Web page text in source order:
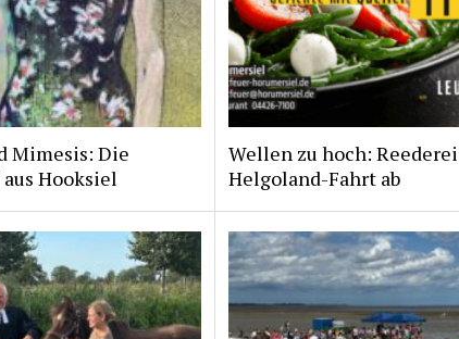
Mimesis: Die
aus Hooksiel
Wellen zu hoch:
Helgoland-Fahrt ab